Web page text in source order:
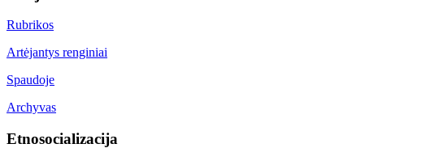
Rubrikos
Artėjantys renginiai
Spaudoje
Archyvas
Etnosocializacija